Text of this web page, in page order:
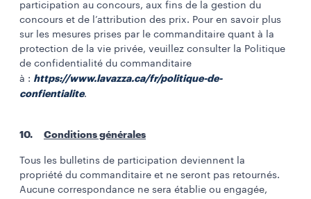
participation au concours, aux fins de la gestion du
concours et de l’attribution des prix. Pour en savoir plus
sur les mesures prises par le commanditaire quant à la
protection de la vie privée, veuillez consulter la Politique
de confidentialité du commanditaire
à : https://www.lavazza.ca/fr/politique-de-
confientialite.
10. Conditions générales
Tous les bulletins de participation deviennent la
propriété du commanditaire et ne seront pas retournés.
Aucune correspondance ne sera établie ou engagée,